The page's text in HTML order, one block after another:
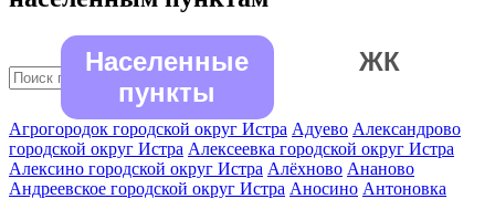
Населенные
пункты
ЖК
Агрогородок городской округ Истра Адуево Александрово
городской округ Истра Алексеевка городской округ Истра
Алексино городской округ Истра Алёхново Ананово
Андреевское городской округ Истра Аносино Антоновка